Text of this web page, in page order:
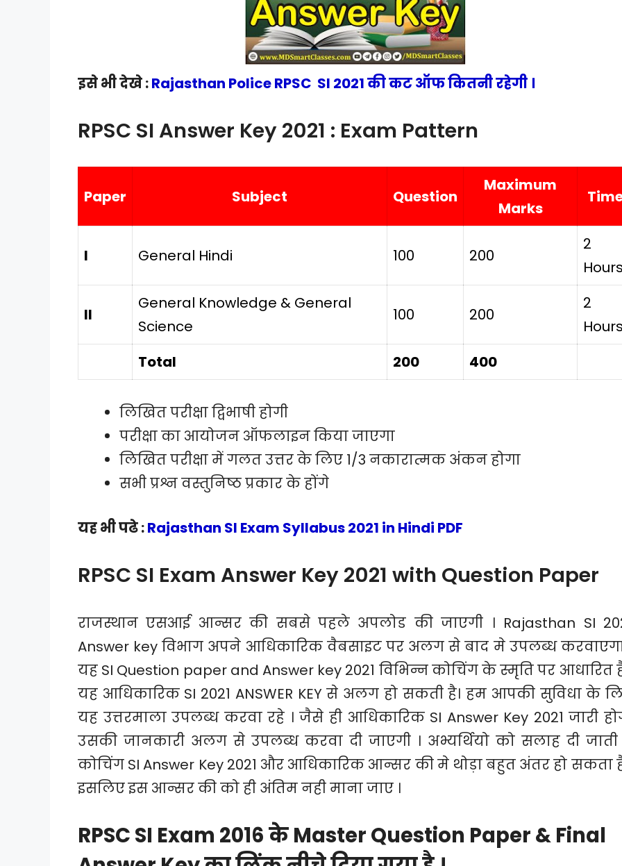
इसे भी देखे :Rajasthan Police RPSC SI 2021 की कट ऑफ कितनी रहेगी ।
RPSC SI Answer Key 2021 : Exam Pattern
Paper Subject Question
Maximum
Marks
I General Hindi 100 200
2
II
General Knowledge & General
Science
100 200
2
Total
200 400
लिखित परीक्षा द्विभाषी होगी
परीक्षा का आयोजन ऑफलाइन किया जाएगा
लिखित परीक्षा में गलत उत्तर के लिए 1/3 नकारात्मक अंकन होगा
सभी प्रश्न वस्तुनिष्ठ प्रकार के होंगे
यह भी पढे :Rajasthan SI Exam Syllabus 2021 in Hindi PDF
RPSC SI Exam Answer Key 2021 with Question Paper
राजस्थान एसआई आन्सर की सबसे पहले अपलोड की जाएगी । Rajasthan SI
Answer key विभाग अपने आधिकारिक वैबसाइट पर अलग से बाद मे उपलब्ध
यह SI Question paper and Answer key 2021 विभिन्न कोचिंग के स्मृति पर आधारित
यह आधिकारिक SI 2021 ANSWER KEY से अलग हो सकती है। हम आपकी सुविधा के
यह उत्तरमाला उपलब्ध करवा रहे । जैसे ही आधिकारिक SI Answer Key 2021 जारी
उसकी जानकारी अलग से उपलब्ध करवा दी जाएगी । अभ्यर्थियो को सलाह दी
कोचिंग SI Answer Key 2021 और आधिकारिक आन्सर की मे थोड़ा बहुत अंतर हो सकता
इसलिए इस आन्सर की को ही अंतिम नही माना जाए ।
RPSC SI Exam 2016 के Master Question Paper & Final